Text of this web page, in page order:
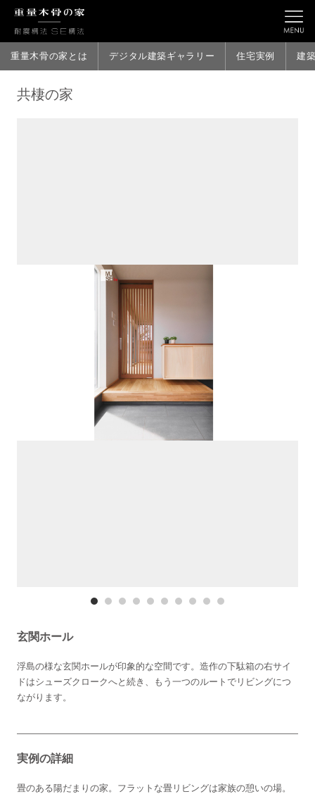
重量木骨の家とは デジタル建築ギャラリー 住宅実例 建
共棲の家
玄関ホール
浮島の様な玄関ホールが印象的な空間です。造作の下駄箱の右サイ
ドはシューズクロークへと続き、もう一つのルートでリビングにつ
ながります。
実例の詳細
畳のある陽だまりの家。フラットな畳リビングは家族の憩いの場。